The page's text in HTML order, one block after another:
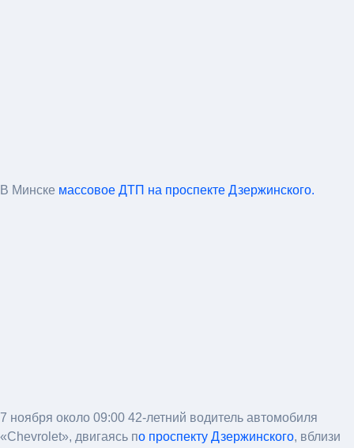
В Минске массовое ДТП на проспекте Дзержинского.
7 ноября около 09:00 42-летний водитель автомобиля
«Chevrolet», двигаясь по проспекту Дзержинского, вблизи